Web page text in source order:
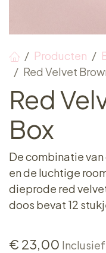
Producten
Red Velvet
Red
Box
De combinatie
en de luchtige
dieprode red
doos bevat 12
€ 23,00